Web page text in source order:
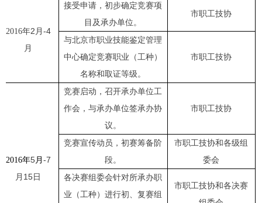
2016年2 月 -4
月
接受申请，初步确定竞赛项
目及承办单位。
市职工技协
与北京市职业技能鉴定管理
中心确定竞赛职业（工种）
名称和取证等级。
市职工技协
2016年5月 -7
月15日
竞赛启动，召开承办单位工
作会，与承办单位签承办协
议。
市职工技协
竞赛宣传动员，初赛筹备阶
段。
市职工技协和各级组
委会
各决赛组委会针对所承办职
业（工种）进行初、复赛组
市职工技协和各决赛